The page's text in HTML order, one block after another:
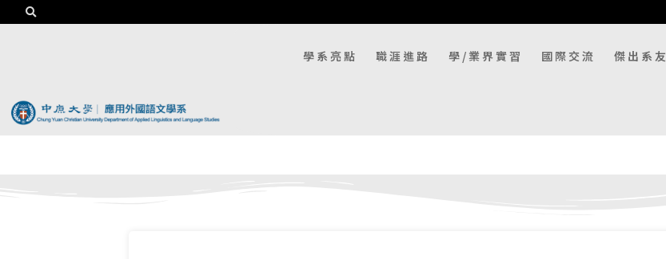
學系亮點 職涯進路 學/業界實習 國際交流 傑出系友